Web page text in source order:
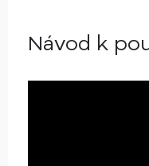
Návod k